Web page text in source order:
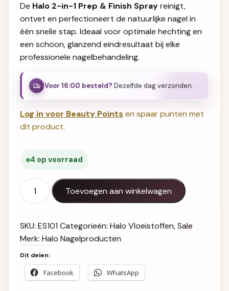
De Halo 2-in-1 Prep & Finish Sprayreinigt,
ontvet en perfectioneert de natuurlijke nagel in
één snelle stap. Ideaal voor optimale hechting en
een schoon, glanzend eindresultaat bij elke
professionele nagelbehandeling.
Voor 16:00 besteld? Dezelfde dag verzonden.
Log in voor Beauty Points en spaar punten met
dit product.
4 op voorraad
Halo 2-in-1 Prep & Finish Spray 50ml aantal
Toevoegen aan winkelwagen
SKU: ES101Categorieën: Halo Vloeistoffen,Sale
Merk: Halo Nagelproducten
Dit delen:
Facebook WhatsApp